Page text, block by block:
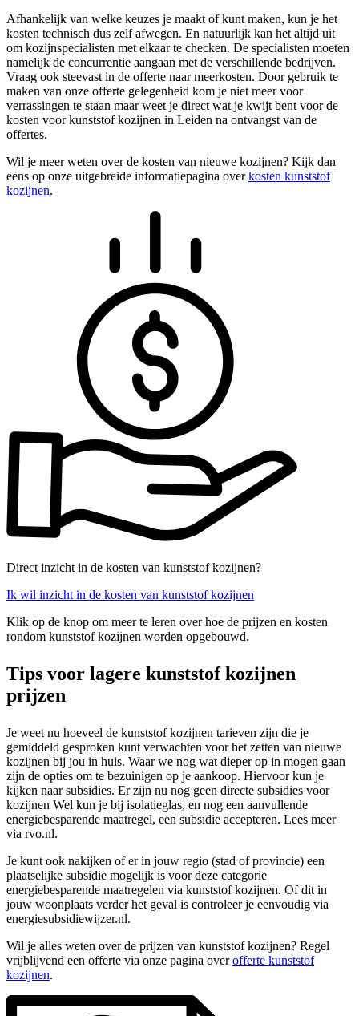
Afhankelijk van welke keuzes je maakt of kunt maken, kun je het
kosten technisch dus zelf afwegen. En natuurlijk kan het altijd uit
om kozijnspecialisten met elkaar te checken. De specialisten moeten
namelijk de concurrentie aangaan met de verschillende bedrijven.
Vraag ook steevast in de offerte naar meerkosten. Door gebruik te
maken van onze offerte gelegenheid kom je niet meer voor
verrassingen te staan maar weet je direct wat je kwijt bent voor de
kosten voor kunststof kozijnen in Leiden na ontvangst van de
offertes.
Wil je meer weten over de kosten van nieuwe kozijnen? Kijk dan
eens op onze uitgebreide informatiepagina overkosten kunststof
kozijnen.
Direct inzicht in de kosten van kunststof kozijnen?
Ik wil inzicht in de kosten van kunststof kozijnen
Klik op de knop om meer te leren over hoe de prijzen en kosten
rondom kunststof kozijnen worden opgebouwd.
Tips voor lagere kunststof kozijnen
prijzen
Je weet nu hoeveel de kunststof kozijnen tarieven zijn die je
gemiddeld gesproken kunt verwachten voor het zetten van nieuwe
kozijnen bij jou in huis. Waar we nog wat dieper op in mogen gaan
zijn de opties om te bezuinigen op je aankoop. Hiervoor kun je
kijken naar subsidies. Er zijn nu nog geen directe subsidies voor
kozijnen Wel kun je bij isolatieglas, en nog een aanvullende
energiebesparende maatregel, een subsidie accepteren. Lees meer
via rvo.nl.
Je kunt ook nakijken of er in jouw regio (stad of provincie) een
plaatselijke subsidie mogelijk is voor deze categorie
energiebesparende maatregelen via kunststof kozijnen. Of dit in
jouw woonplaats verder het geval is controleer je eenvoudig via
energiesubsidiewijzer.nl.
Wil je alles weten over de prijzen van kunststof kozijnen? Regel
vrijblijvend een offerte via onze pagina overofferte kunststof
kozijnen.